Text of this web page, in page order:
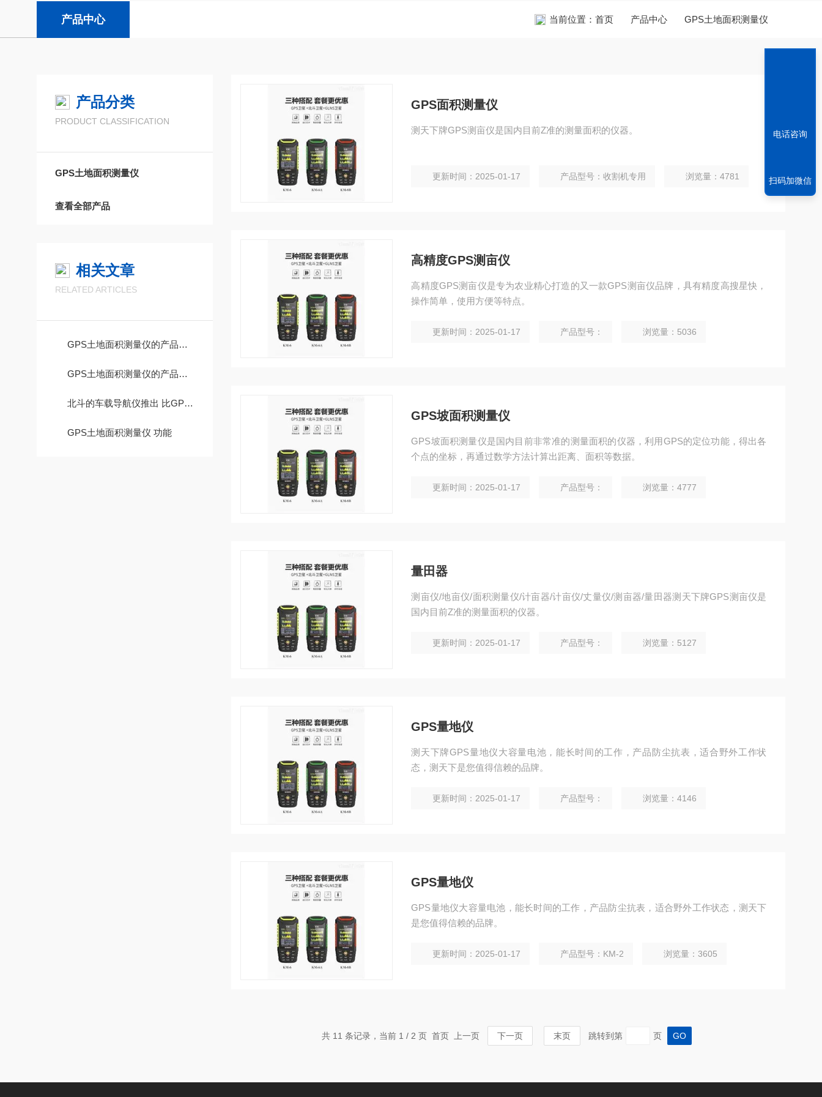
产品中心 当前位置： 首页 产品中心 GPS土地面积测量仪
产品分类
PRODUCT CLASSIFICATION
GPS土地面积测量仪
查看全部产品
相关文章
RELATED ARTICLES
GPS土地面积测量仪的产品概述
GPS土地面积测量仪的产品简介
北斗的车载导航仪推出 比GPS导航的要好吗？
GPS土地面积测量仪 功能
GPS面积测量仪
测天下牌GPS测亩仪是国内目前Z准的测量面积的仪器。
更新时间：2025-01-17 产品型号：收割机专用 浏览量：4781
高精度GPS测亩仪
高精度GPS测亩仪是专为农业精心打造的又一款GPS测亩仪品牌，具有精度高搜星快，
操作简单，使用方便等特点。
更新时间：2025-01-17 产品型号： 浏览量：5036
GPS坡面积测量仪
GPS坡面积测量仪是国内目前非常准的测量面积的仪器，利用GPS的定位功能，得出各
个点的坐标，再通过数学方法计算出距离、面积等数据。
更新时间：2025-01-17 产品型号： 浏览量：4777
量田器
测亩仪/地亩仪/面积测量仪/计亩器/计亩仪/丈量仪/测亩器/量田器测天下牌GPS测亩仪是
国内目前Z准的测量面积的仪器。
更新时间：2025-01-17 产品型号： 浏览量：5127
GPS量地仪
测天下牌GPS量地仪大容量电池，能长时间的工作，产品防尘抗表，适合野外工作状
态，测天下是您值得信赖的品牌。
更新时间：2025-01-17 产品型号： 浏览量：4146
GPS量地仪
GPS量地仪大容量电池，能长时间的工作，产品防尘抗表，适合野外工作状态，测天下
是您值得信赖的品牌。
更新时间：2025-01-17 产品型号：KM-2 浏览量：3605
共 11 条记录，当前 1 / 2 页 首页 上一页 下一页 末页 跳转到第 页
电话咨询
扫码加微信